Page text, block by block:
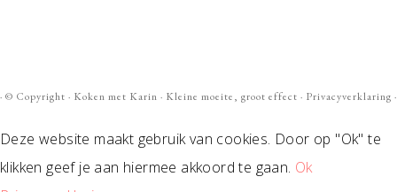
· © Copyright · Koken met Karin · Kleine moeite, groot effect · Privacyverklaring ·
Deze website maakt gebruik van cookies. Door op "Ok" te
klikken geef je aan hiermee akkoord te gaan. Ok